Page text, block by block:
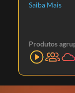
Saiba Mais
Produtos